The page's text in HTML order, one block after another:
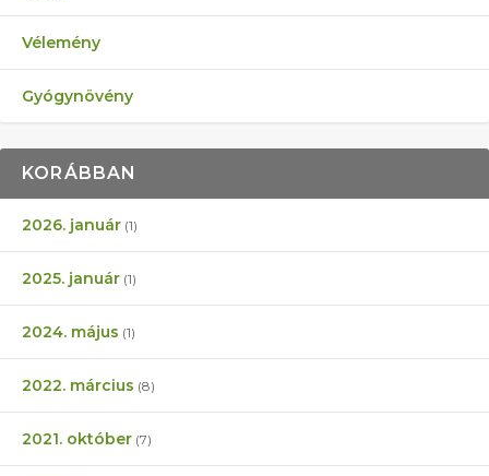
Vélemény
Gyógynövény
KORÁBBAN
2026. január (1)
2025. január (1)
2024. május (1)
2022. március (8)
2021. október (7)